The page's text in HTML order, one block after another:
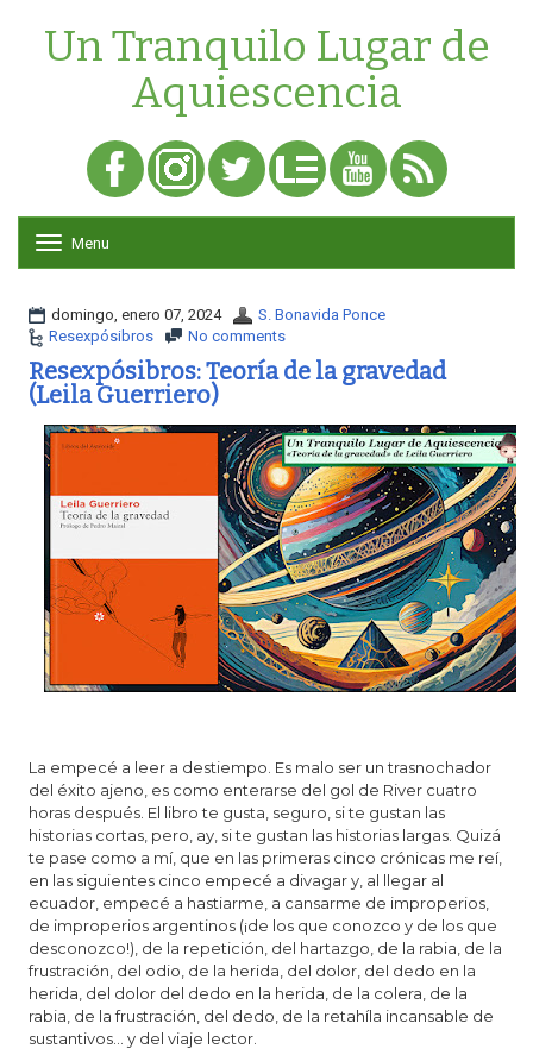
Un Tranquilo Lugar de
Aquiescencia
o
g
l
n
i
g
a
t
i
o
n
Menu
domingo, enero 07, 2024
S. Bonavida Ponce
Resexpósibros
No comments
Resexpósibros: Teoría de la gravedad
(Leila Guerriero)
La empecé a leer a destiempo. Es malo ser un trasnochador
del éxito ajeno, es como enterarse del gol de River cuatro
horas después. El libro te gusta, seguro, si te gustan las
historias cortas, pero, ay, si te gustan las historias largas. Quizá
te pase como a mí, que en las primeras cinco crónicas me reí,
en las siguientes cinco empecé a divagar y, al llegar al
ecuador, empecé a hastiarme, a cansarme de improperios,
de improperios argentinos (¡de los que conozco y de los que
desconozco!), de la repetición, del hartazgo, de la rabia, de la
frustración, del odio, de la herida, del dolor, del dedo en la
herida, del dolor del dedo en la herida, de la colera, de la
rabia, de la frustración, del dedo, de la retahíla incansable de
sustantivos… y del viaje lector.